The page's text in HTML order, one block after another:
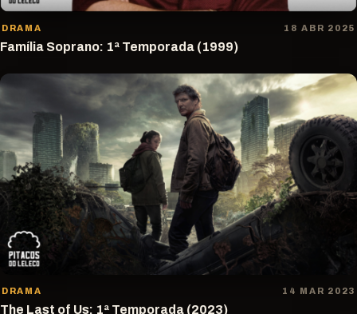
DRAMA 18 ABR 2025
Família Soprano: 1ª Temporada (1999)
DRAMA 14 MAR 2023
The Last of Us: 1ª Temporada (2023)